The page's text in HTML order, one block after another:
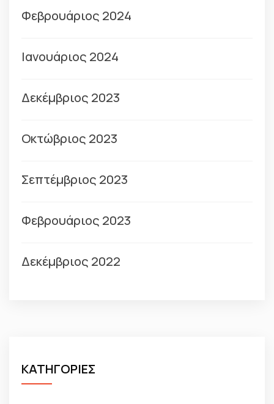
Φεβρουάριος 2024
Ιανουάριος 2024
Δεκέμβριος 2023
Οκτώβριος 2023
Σεπτέμβριος 2023
Φεβρουάριος 2023
Δεκέμβριος 2022
ΚΑΤΗΓΟΡΙΕΣ